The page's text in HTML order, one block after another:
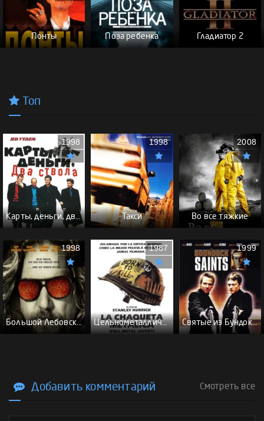
Понты Поза ребенка Гладиатор 2
Топ
Карты, деньги, два ствола - (Перевод Гоблина)
1998
Такси
1998
Во все тяжкие
2008
Большой Лебовски - (Перевод Гоблина)
1998
Цельнометаллическая оболочка - (Перевод Гоблина)
1987
Святые из Бундока \ Святые из трущоб - (Перевод Гоблина)
1999
Добавить комментарий Смотреть все